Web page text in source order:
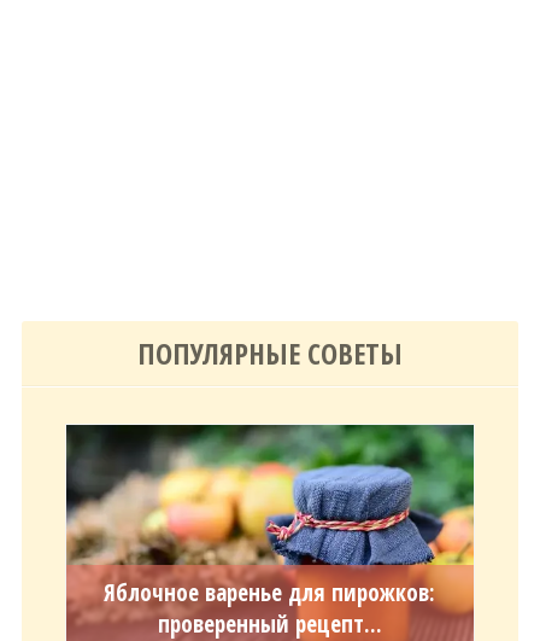
ПОПУЛЯРНЫЕ СОВЕТЫ
Яблочное варенье для пирожков:
проверенный рецепт...